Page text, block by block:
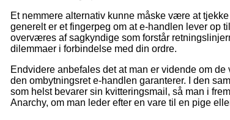
Et nemmere alternativ kunne måske være at
generelt er et fingerpeg om at e-handlen lever op
overværes af sagkyndige som forstår
dilemmaer i forbindelse med din ordre.
Endvidere anbefales det at man er vidende om
den ombytningsret e-handlen garanterer. I den
som helst bevarer sin kvitteringsmail, så man i
Anarchy, om man leder efter en vare til en pige